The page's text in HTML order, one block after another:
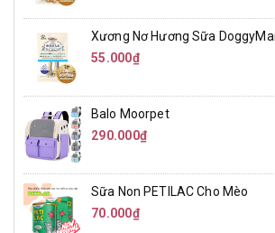
Xương Nơ Hương Sữa
55.000₫
Balo Moorpet
290.000₫
Sữa Non PETILAC Cho Mèo
70.000₫